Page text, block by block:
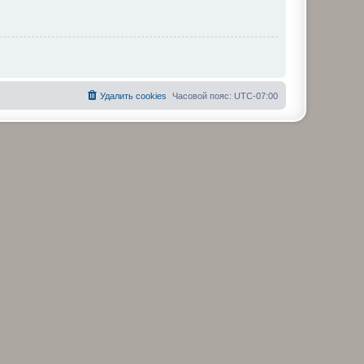
Часовой пояс: UTC-07:00
Удалить cookies